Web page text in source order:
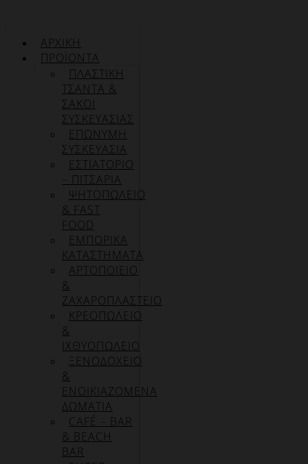
ΑΡΧΙΚΉ
ΠΡΟΪΌΝΤΑ
ΠΛΑΣΤΙΚΗ
ΤΣΑΝΤΑ &
ΣΑΚΟΙ
ΣΥΣΚΕΥΑΣΙΑΣ
ΕΠΏΝΥΜΗ
ΣΥΣΚΕΥΑΣΊΑ
ΕΣΤΙΑΤΟΡΙΟ
– ΠΙΤΣΑΡΙΑ
ΨΗΤΟΠΩΛΕΙΟ
& FAST
FOOD
ΕΜΠΟΡΙΚΑ
ΚΑΤΑΣΤΗΜΑΤΑ
ΑΡΤΟΠΟΙΕΙΟ
&
ΖΑΧΑΡΟΠΛΑΣΤΕΙΟ
ΚΡΕΟΠΩΛΕΙΟ
&
ΙΧΘΥΟΠΩΛΕΙΟ
ΞΕΝΟΔΟΧΕΙΟ
&
ΕΝΟΙΚΙΑΖΟΜΕΝΑ
ΔΩΜΑΤΙΑ
CAFÉ – BAR
& BEACH
BAR